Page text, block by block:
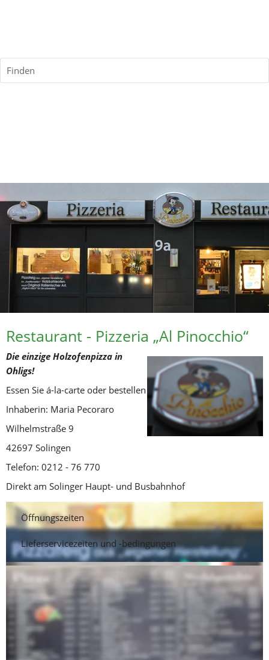
Finden
Restaurant - Pizzeria „Al Pinocchio“
Die einzige Holzofenpizza in
Ohligs!
Essen Sie á-la-carte oder bestellen Sie zum mitnehmen
Inhaberin: Maria Pecoraro
Wilhelmstraße 9
42697 Solingen
Telefon: 0212 - 76 770
Direkt am Solinger Haupt- und Busbahnhof
Öffnungszeiten
Lieferservicezeiten und -bedingungen